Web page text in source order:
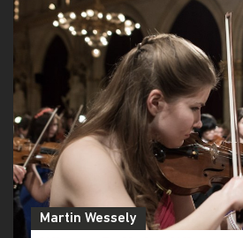
Martin Wessely